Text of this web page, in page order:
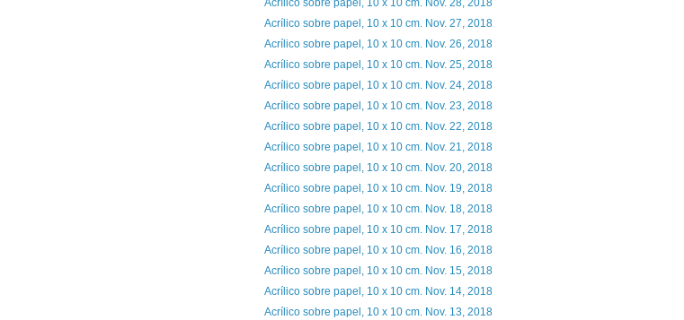
Acrílico sobre papel, 10 x 10 cm. Nov. 28, 2018
Acrílico sobre papel, 10 x 10 cm. Nov. 27, 2018
Acrílico sobre papel, 10 x 10 cm. Nov. 26, 2018
Acrílico sobre papel, 10 x 10 cm. Nov. 25, 2018
Acrílico sobre papel, 10 x 10 cm. Nov. 24, 2018
Acrílico sobre papel, 10 x 10 cm. Nov. 23, 2018
Acrílico sobre papel, 10 x 10 cm. Nov. 22, 2018
Acrílico sobre papel, 10 x 10 cm. Nov. 21, 2018
Acrílico sobre papel, 10 x 10 cm. Nov. 20, 2018
Acrílico sobre papel, 10 x 10 cm. Nov. 19, 2018
Acrílico sobre papel, 10 x 10 cm. Nov. 18, 2018
Acrílico sobre papel, 10 x 10 cm. Nov. 17, 2018
Acrílico sobre papel, 10 x 10 cm. Nov. 16, 2018
Acrílico sobre papel, 10 x 10 cm. Nov. 15, 2018
Acrílico sobre papel, 10 x 10 cm. Nov. 14, 2018
Acrílico sobre papel, 10 x 10 cm. Nov. 13, 2018